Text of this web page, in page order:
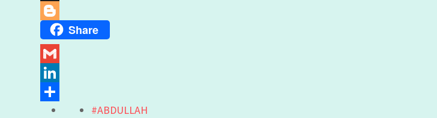
X
BloggerShare
Gmail
LinkedIn
Share
#ABDULLAH